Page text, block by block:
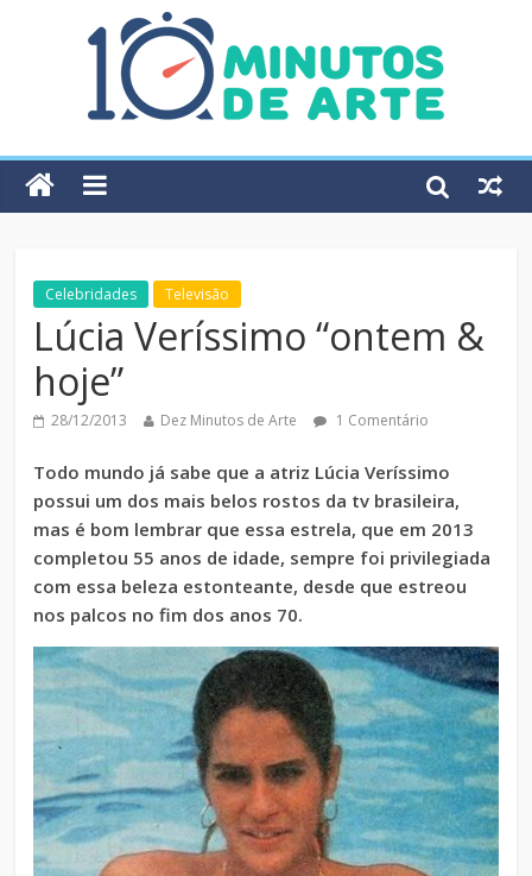
Celebridades Televisão
Lúcia Veríssimo “ontem &
hoje”
28/12/2013 Dez Minutos de Arte 1 Comentário
Todo mundo já sabe que a atriz Lúcia Veríssimo
possui um dos mais belos rostos da tv brasileira,
mas é bom lembrar que essa estrela, que em 2013
completou 55 anos de idade, sempre foi privilegiada
com essa beleza estonteante, desde que estreou
nos palcos no fim dos anos 70.